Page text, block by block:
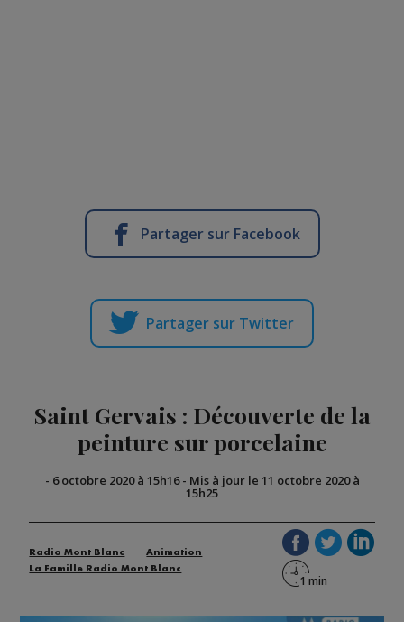
Partager sur Facebook
Partager sur Twitter
Saint Gervais : Découverte de la
peinture sur porcelaine
- 6 octobre 2020 à 15h16- Mis à jour le 11 octobre 2020 à
15h25
Radio Mont Blanc
Animation
La Famille Radio Mont Blanc